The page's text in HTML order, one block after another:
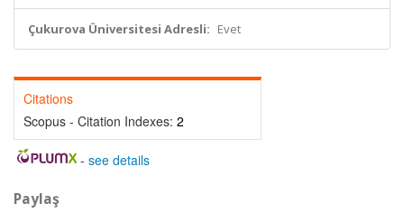
Çukurova Üniversitesi Adresli: Evet
Citations
Scopus - Citation Indexes: 2
- see details
Paylaş